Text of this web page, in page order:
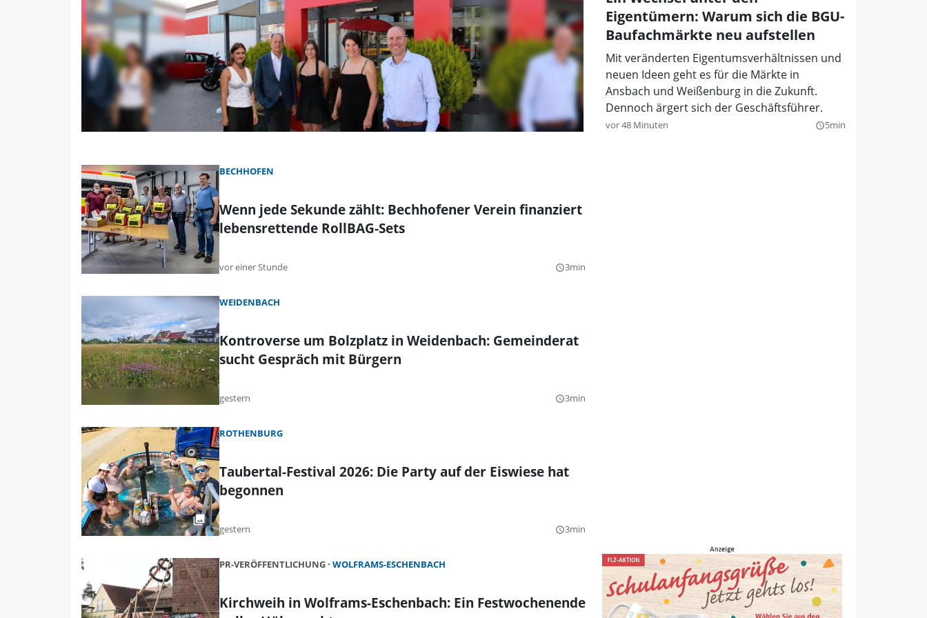
Eigentümern: Warum sich die BGU-
Baufachmärkte neu aufstellen
Mit veränderten Eigentumsverhältnissen und
neuen Ideen geht es für die Märkte in
Ansbach und Weißenburg in die Zukunft.
Dennoch ärgert sich der Geschäftsführer.
vor 48 Minuten query_builder5min
BECHHOFEN
Wenn jede Sekunde zählt: Bechhofener Verein finanziert
lebensrettende RollBAG-Sets
vor einer Stunde query_builder3min
WEIDENBACH
Kontroverse um Bolzplatz in Weidenbach: Gemeinderat
sucht Gespräch mit Bürgern
gestern query_builder3min
ROTHENBURG
Taubertal-Festival 2026: Die Party auf der Eiswiese hat
begonnen
gestern query_builder3min
PR-VERÖFFENTLICHUNG WOLFRAMS-ESCHENBACH
Kirchweih in Wolframs-Eschenbach: Ein Festwochenende